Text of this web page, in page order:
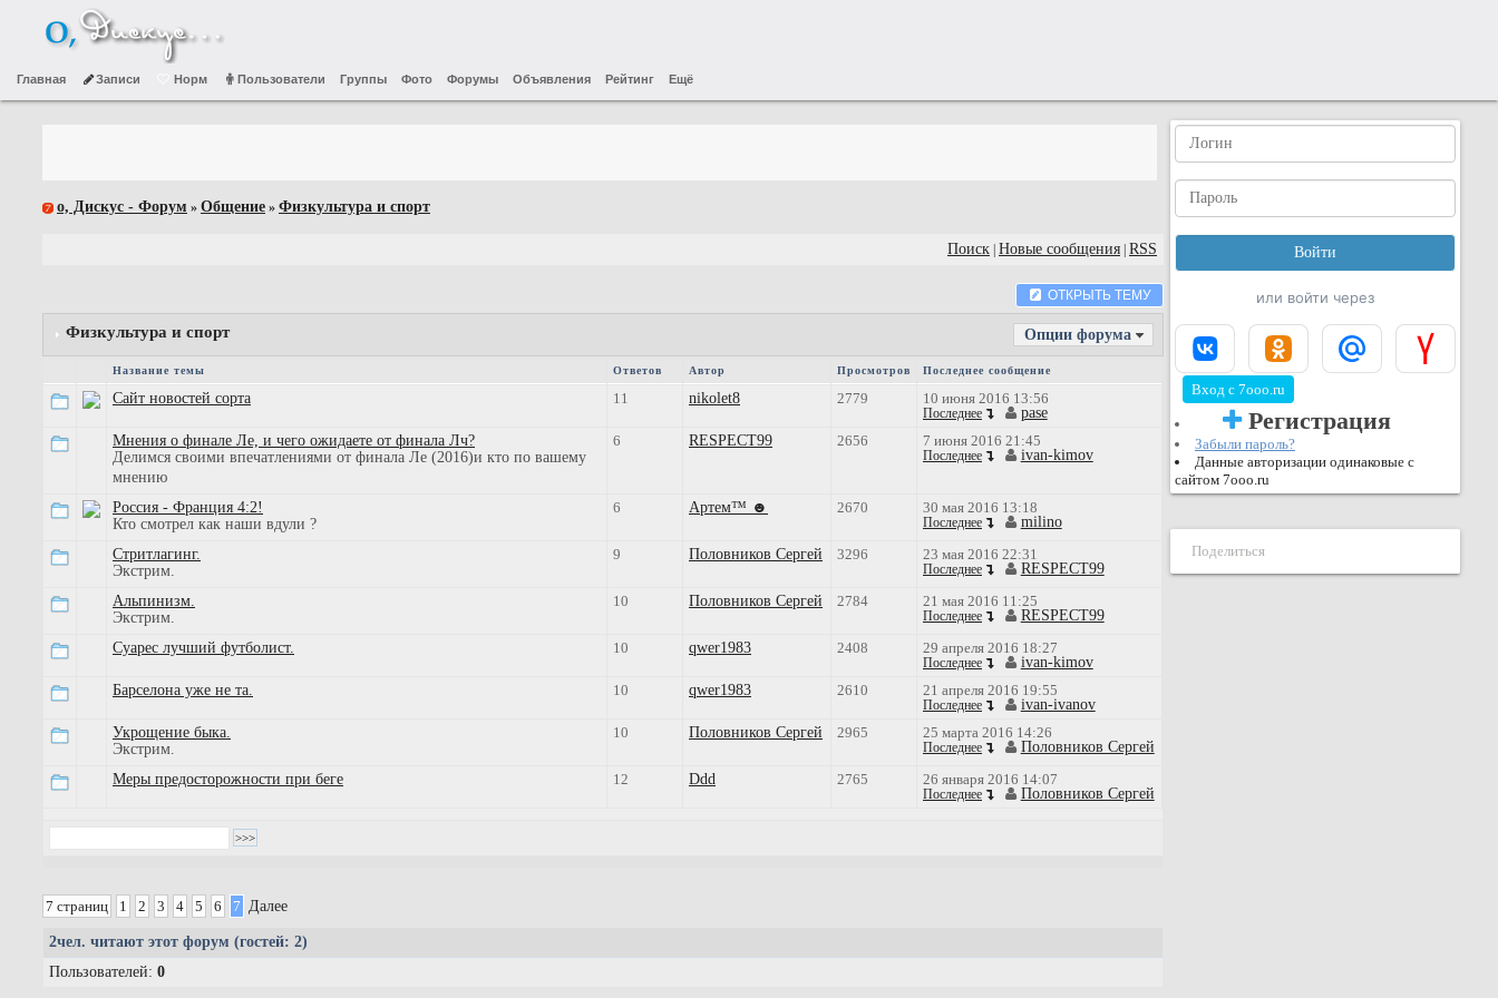
Главная Записи Норм Пользователи Группы Фото Форумы Объявления Рейтинг Ещё
о, Дискус - Форум » Общение » Физкультура и спорт
Поиск Новые сообщения RSS
ОТКРЫТЬ ТЕМУ
Физкультура и спорт Опции форума
Название темы Ответов Автор Просмотров Последнее сообщение
Сайт новостей сорта 11 nikolet8 2779 10 июня 2016 13:56
Последнее
pase
Мнения о финале Ле, и чего ожидаете от финала Лч?
Делимся своими впечатлениями от финала Ле (2016)и кто по вашему
мнению
6 RESPECT99 2656 7 июня 2016 21:45
Последнее ivan-kimov
Россия - Франция 4:2!
Кто смотрел как наши вдули ?
6 Артем™ ☻ 2670 30 мая 2016 13:18
Последнее
milino
Стритлагинг.
Экстрим.
9 Половников Сергей 3296 23 мая 2016 22:31
Последнее
RESPECT99
Альпинизм.
Экстрим.
10 Половников Сергей 2784 21 мая 2016 11:25
Последнее
RESPECT99
Суарес лучший футболист.
10 qwer1983 2408 29 апреля 2016 18:27
Последнее
ivan-kimov
Барселона уже не та.
10 qwer1983 2610 21 апреля 2016 19:55
Последнее
ivan-ivanov
Укрощение быка.
Экстрим.
10 Половников Сергей 2965 25 марта 2016 14:26
Последнее
Половников Сергей
Меры предосторожности при беге
12 Ddd 2765 26 января 2016 14:07
Последнее Половников Сергей
7 страниц 1 2 3 4 5 6 7 Далее
2чел. читают этот форум (гостей: 2)
Пользователей: 0
или войти через
Вход с 7ooo.ru
Регистрация
Забыли пароль?
Данные авторизации одинаковые с
сайтом 7ooo.ru
Поделиться